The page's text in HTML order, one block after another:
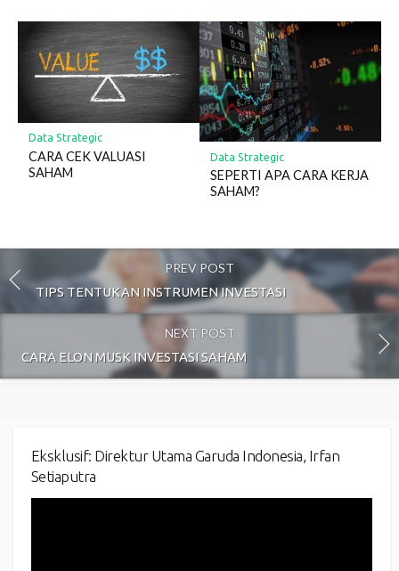
Data Strategic
CARA CEK VALUASI
SAHAM
Data Strategic
SEPERTI APA CARA KERJA
SAHAM?
PREV POST
TIPS TENTUKAN INSTRUMEN INVESTASI
NEXT POST
CARA ELON MUSK INVESTASI SAHAM
Eksklusif: Direktur Utama Garuda Indonesia, Irfan
Setiaputra